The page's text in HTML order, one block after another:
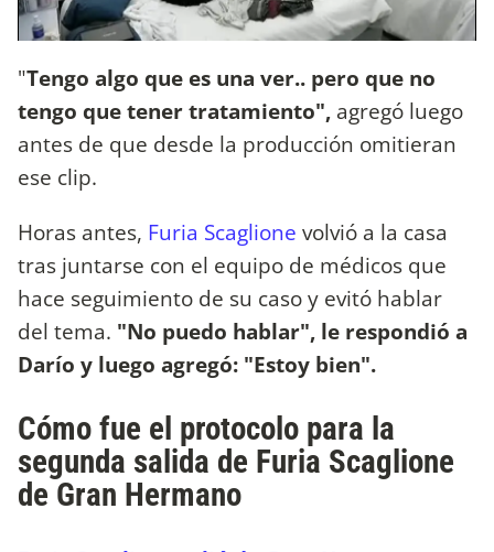
"Tengo algo que es una ver.. pero que no
tengo que tener tratamiento", agregó luego
antes de que desde la producción omitieran
ese clip.
Horas antes, Furia Scaglione volvió a la casa
tras juntarse con el equipo de médicos que
hace seguimiento de su caso y evitó hablar
del tema. "No puedo hablar", le respondió a
Darío y luego agregó: "Estoy bien".
Cómo fue el protocolo para la
segunda salida de Furia Scaglione
de Gran Hermano